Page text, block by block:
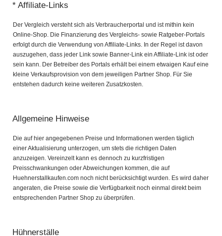
* Affiliate-Links
Der Vergleich versteht sich als Verbraucherportal und ist mithin kein
Online-Shop. Die Finanzierung des Vergleichs- sowie Ratgeber-Portals
erfolgt durch die Verwendung von Affiliate-Links. In der Regel ist davon
auszugehen, dass jeder Link sowie Banner-Link ein Affiliate-Link ist oder
sein kann. Der Betreiber des Portals erhält bei einem etwaigen Kauf eine
kleine Verkaufsprovision von dem jeweiligen Partner Shop. Für Sie
entstehen dadurch keine weiteren Zusatzkosten.
Allgemeine Hinweise
Die auf hier angegebenen Preise und Informationen werden täglich
einer Aktualisierung unterzogen, um stets die richtigen Daten
anzuzeigen. Vereinzelt kann es dennoch zu kurzfristigen
Preisschwankungen oder Abweichungen kommen, die auf
Huehnerstallkaufen.com noch nicht berücksichtigt wurden. Es wird daher
angeraten, die Preise sowie die Verfügbarkeit noch einmal direkt beim
entsprechenden Partner Shop zu überprüfen.
Hühnerställe